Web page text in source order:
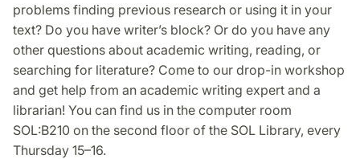
problems finding previous research or using it in your
text? Do you have writer’s block? Or do you have any
other questions about academic writing, reading, or
searching for literature? Come to our drop-in workshop
and get help from an academic writing expert and a
librarian! You can find us in the computer room
SOL:B210 on the second floor of the SOL Library, every
Thursday 15–16.